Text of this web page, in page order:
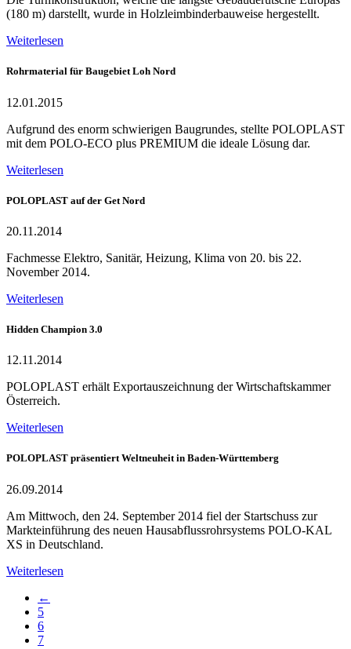
(180 m) darstellt, wurde in Holzleimbinderbauweise hergestellt.
Weiterlesen
Rohrmaterial für Baugebiet Loh Nord
12.01.2015
Aufgrund des enorm schwierigen Baugrundes, stellte POLOPLAST
mit dem POLO-ECO plus PREMIUM die ideale Lösung dar.
Weiterlesen
POLOPLAST auf der Get Nord
20.11.2014
Fachmesse Elektro, Sanitär, Heizung, Klima von 20. bis 22.
November 2014.
Weiterlesen
Hidden Champion 3.0
12.11.2014
POLOPLAST erhält Exportauszeichnung der Wirtschaftskammer
Österreich.
Weiterlesen
POLOPLAST präsentiert Weltneuheit in Baden-Württemberg
26.09.2014
Am Mittwoch, den 24. September 2014 fiel der Startschuss zur
Markteinführung des neuen Hausabflussrohrsystems POLO-KAL
XS in Deutschland.
Weiterlesen
←
5
6
7